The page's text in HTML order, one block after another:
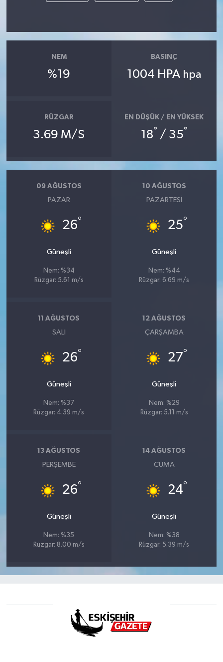
NEM
%19
BASINÇ
1004 HPA hpa
RÜZGAR
3.69 M/S
EN DÜŞÜK / EN YÜKSEK
18° / 35°
09 AĞUSTOS
PAZAR
26°
Güneşli
Nem: %34
Rüzgar: 5.61 m/s
10 AĞUSTOS
PAZARTESI
25°
Güneşli
Nem: %44
Rüzgar: 6.69 m/s
11 AĞUSTOS
SALI
26°
Güneşli
Nem: %37
Rüzgar: 4.39 m/s
12 AĞUSTOS
ÇARŞAMBA
27°
Güneşli
Nem: %29
Rüzgar: 5.11 m/s
13 AĞUSTOS
PERŞEMBE
26°
Güneşli
Nem: %35
Rüzgar: 8.00 m/s
14 AĞUSTOS
CUMA
24°
Güneşli
Nem: %38
Rüzgar: 5.39 m/s